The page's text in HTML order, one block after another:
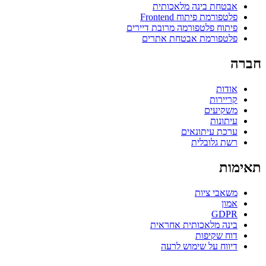
אבטחת בינה מלאכותית
פלטפורמת פיתוח Frontend
פיתוח פלטפורמה מרובת דיירים
פלטפורמת אבטחת אתרים
חברה
אודות
קריירות
משקיעים
עיתונות
ערכת עיתונאים
רשת גלובלית
תאימות
משאבי ציות
אמון
GDPR
בינה מלאכותית אחראית
דוח שקיפות
דיווח על שימוש לרעה